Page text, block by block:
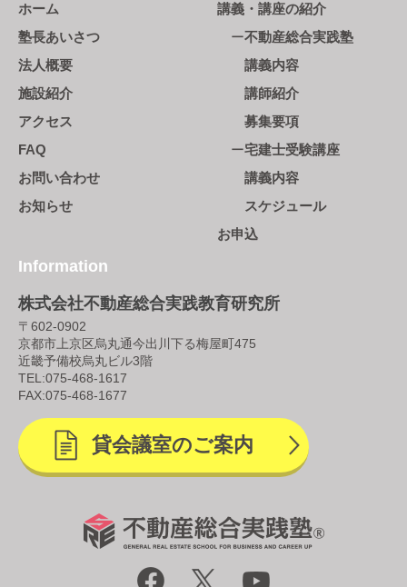
ホーム
塾長あいさつ
法人概要
施設紹介
アクセス
FAQ
お問い合わせ
お知らせ
講義・講座の紹介
不動産総合実践塾
講義内容
講師紹介
募集要項
宅建士受験講座
講義内容
スケジュール
お申込
Information
株式会社不動産総合実践教育研究所
〒602-0902
京都市上京区烏丸通今出川下る梅屋町475
近畿予備校烏丸ビル3階
TEL:075-468-1617
FAX:075-468-1677
貸会議室のご案内